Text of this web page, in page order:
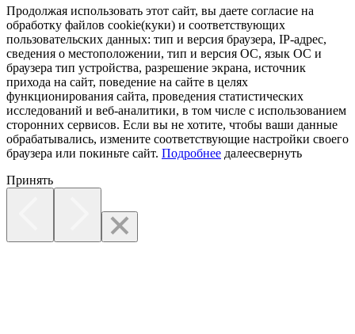
Продолжая использовать этот сайт, вы даете согласие на
обработку файлов cookie(куки) и соответствующих
пользовательских данных: тип и версия браузера, IP-адрес,
сведения о местоположении, тип и версия ОС, язык ОС и
браузера тип устройства, разрешение экрана, источник
прихода на сайт, поведение на сайте в целях
функционирования сайта, проведения статистических
исследований и веб-аналитики, в том числе с использованием
сторонних сервисов. Если вы не хотите, чтобы ваши данные
обрабатывались, измените соответствующие настройки своего
браузера или покиньте сайт. Подробнее далеесвернуть
Принять